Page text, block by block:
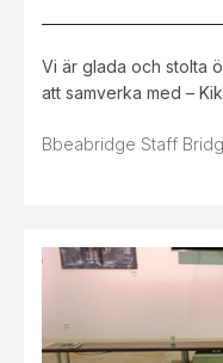
Vi är glada och stolta
att samverka med –
Bbeabridge Staff